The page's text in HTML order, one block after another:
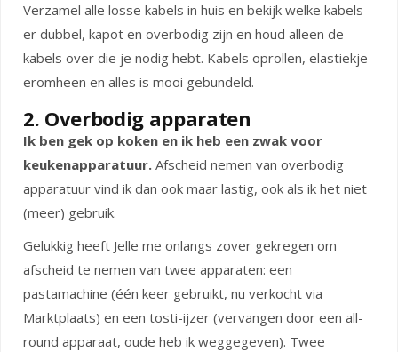
Verzamel alle losse kabels in huis en bekijk welke kabels
er dubbel, kapot en overbodig zijn en houd alleen de
kabels over die je nodig hebt. Kabels oprollen, elastiekje
eromheen en alles is mooi gebundeld.
2. Overbodig apparaten
Ik ben gek op koken en ik heb een zwak voor
keukenapparatuur. Afscheid nemen van overbodig
apparatuur vind ik dan ook maar lastig, ook als ik het niet
(meer) gebruik.
Gelukkig heeft Jelle me onlangs zover gekregen om
afscheid te nemen van twee apparaten: een
pastamachine (één keer gebruikt, nu verkocht via
Marktplaats) en een tosti-ijzer (vervangen door een all-
round apparaat, oude heb ik weggegeven). Twee